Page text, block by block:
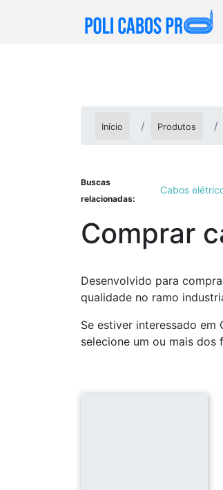
Início Produtos
Buscas
relacionadas:
Cabos
Comprar
Desenvolvido para
qualidade no ramo
Se estiver interessado
selecione um ou mais